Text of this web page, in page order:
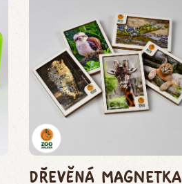
Dřevěná magnetka